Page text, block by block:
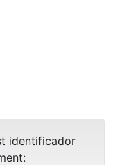
identificador